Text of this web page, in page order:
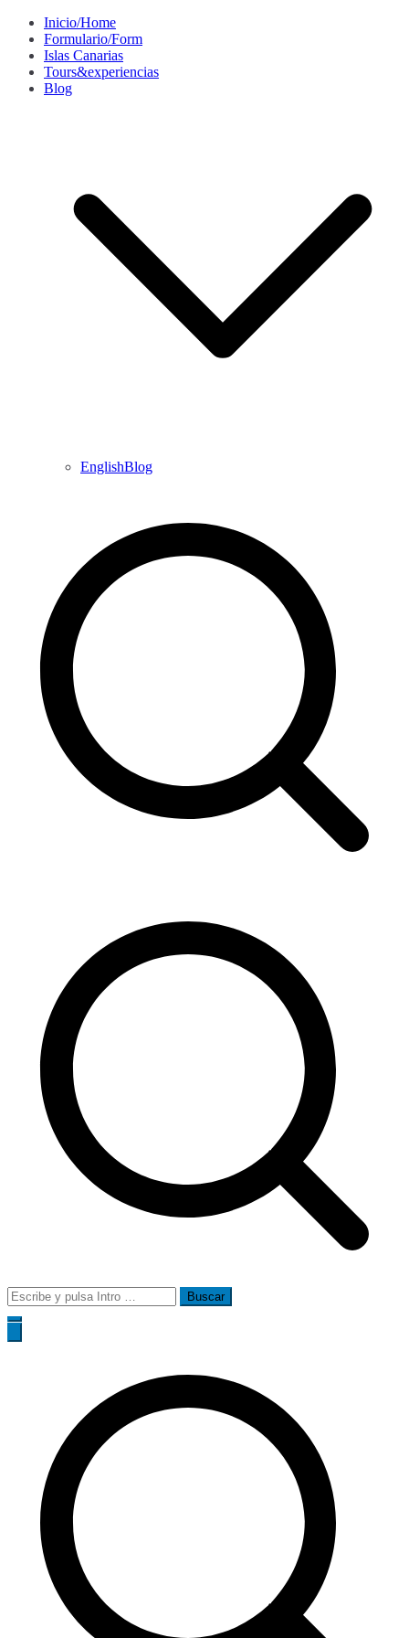
Saltar
contenido
Inicio/Home
Formulario/Form
Islas Canarias
Tours&experiencias
Blog
EnglishBlog
Buscar: